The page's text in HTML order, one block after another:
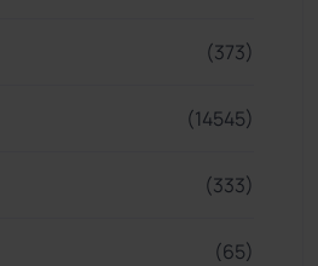
(373)
(14545)
(333)
(65)